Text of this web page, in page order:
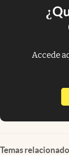
Accede
Temas